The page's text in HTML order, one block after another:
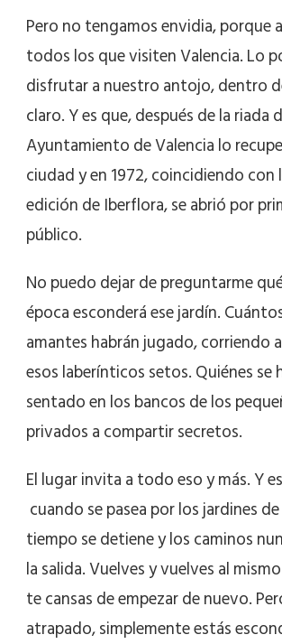
Pero no tengamos envidia, porque
todos los que visiten Valencia. Lo
disfrutar a nuestro antojo, dentro
claro. Y es que, después de la riada
Ayuntamiento de Valencia lo
ciudad y en 1972, coincidiendo con
edición de Iberflora, se abrió por
público.
No puedo dejar de preguntarme
época esconderá ese jardín.
amantes habrán jugado, corriendo
esos laberínticos setos. Quiénes se
sentado en los bancos de los
privados a compartir secretos.
El lugar invita a todo eso y más. Y
cuando se pasea por los jardines
tiempo se detiene y los caminos
la salida. Vuelves y vuelves al
te cansas de empezar de nuevo.
atrapado, simplemente estás